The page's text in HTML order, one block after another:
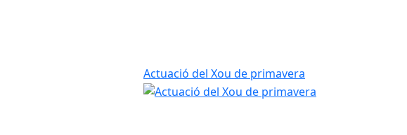
Actuació del Xou de primavera